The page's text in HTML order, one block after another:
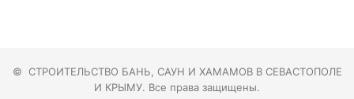
© СТРОИТЕЛЬСТВО БАНЬ, САУН И ХАМАМОВ В СЕВАСТОПОЛЕ
И КРЫМУ. Все права защищены.